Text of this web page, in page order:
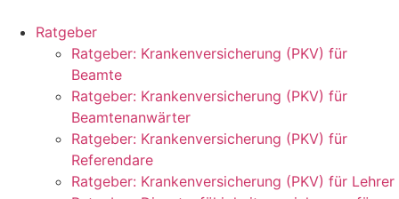
Inhalt
springen
Ratgeber
Ratgeber: Krankenversicherung (PKV) für
Beamte
Ratgeber: Krankenversicherung (PKV) für
Beamtenanwärter
Ratgeber: Krankenversicherung (PKV) für
Referendare
Ratgeber: Krankenversicherung (PKV) für Lehrer